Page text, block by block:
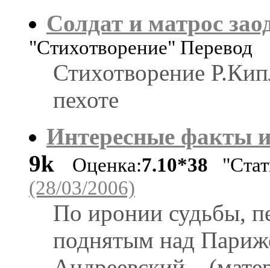
Солдат и матрос
"Стихотворение" Перевод
Стихотворение
пехоте
Интересные факты
9k
Оценка:7.10*38
(28/03/2006)
По иронии судьбы,
поднятым над